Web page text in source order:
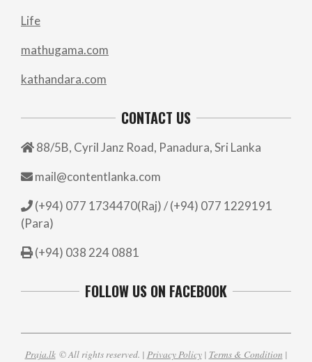
Life
mathugama.com
kathandara.com
CONTACT US
88/5B, Cyril Janz Road, Panadura, Sri Lanka
mail@contentlanka.com
(+94) 077 1734470(Raj) / (+94) 077 1229191
(Para)
(+94) 038 224 0881
FOLLOW US ON FACEBOOK
Praja.lk© All rights reserved. | Privacy Policy| Terms & Condition |